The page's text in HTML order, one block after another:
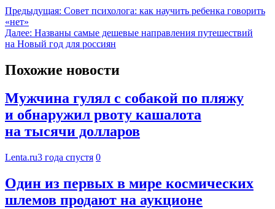
Предыдущая: Совет психолога: как научить ребенка говорить
«нет»
Далее: Названы самые дешевые направления путешествий
на Новый год для россиян
Похожие новости
Мужчина гулял с собакой по пляжу
и обнаружил рвоту кашалота
на тысячи долларов
Lenta.ru3 года спустя 0
Один из первых в мире космических
шлемов продают на аукционе